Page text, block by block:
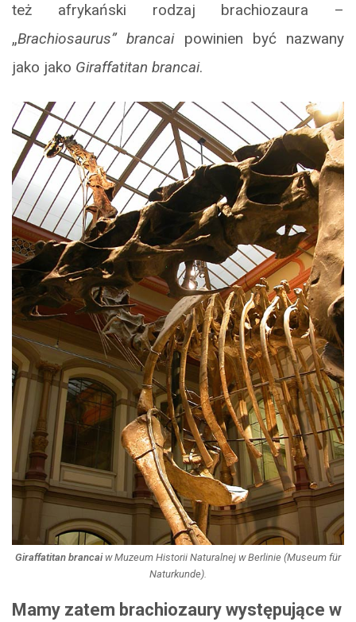
też afrykański rodzaj brachiozaura –
„Brachiosaurus” brancaipowinien być nazwany
jako jako Giraffatitan brancai.
Giraffatitan brancaiw Muzeum Historii Naturalnej w Berlinie (Museum für
Naturkunde).
Mamy zatem brachiozaury występujące w